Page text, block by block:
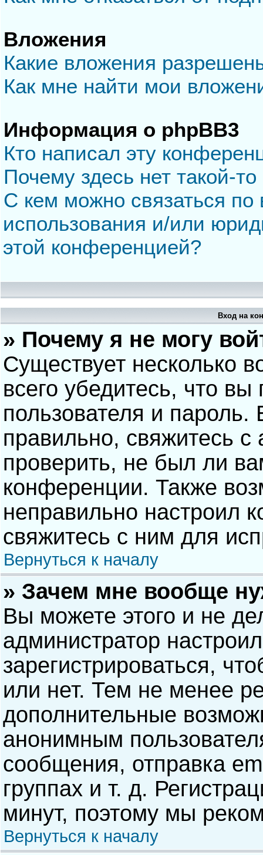
Вложения
Какие вложения
Как мне найти мои
Информация о phpBB3
Кто написал эту
Почему здесь нет такой-
С кем можно связаться по
использования и/или
этой конференцией?
Вход на
» Почему я не могу
Существует несколько
всего убедитесь, что
пользователя и
правильно, свяжитесь
проверить, не был ли
конференции. Также
неправильно настроил
свяжитесь с ним для
Вернуться к началу
» Зачем мне вообще
Вы можете этого и не
администратор
зарегистрироваться,
или нет. Тем не менее
дополнительные
анонимным
сообщения, отправка
группах и т. д.
минут, поэтому мы
Вернуться к началу